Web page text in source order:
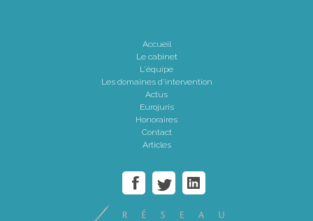
Accueil
Le cabinet
L'équipe
Les domaines d'intervention
Actus
Eurojuris
Honoraires
Contact
Articles